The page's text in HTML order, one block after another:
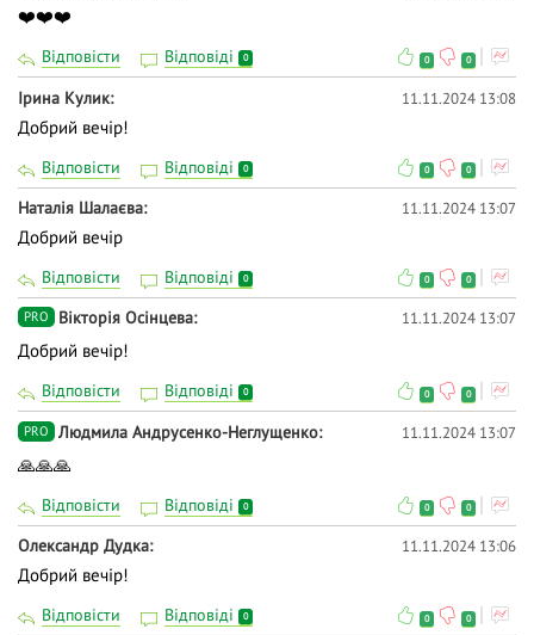
❤️❤️❤️
Відповісти Відповіді 0 0 0
Ірина Кулик 11.11.2024 13:08
Добрий вечір!
Відповісти Відповіді 0 0 0
Наталія Шалаєва 11.11.2024 13:07
Добрий вечір
Відповісти Відповіді 0 0 0
PRO Вікторія Осінцева 11.11.2024 13:07
Добрий вечір!
Відповісти Відповіді 0 0 0
PRO Людмила Андрусенко-Неглущенко 11.11.2024 13:07
🙏🙏🙏
Відповісти Відповіді 0 0 0
Олександр Дудка 11.11.2024 13:06
Добрий вечір!
Відповісти Відповіді 0 0 0